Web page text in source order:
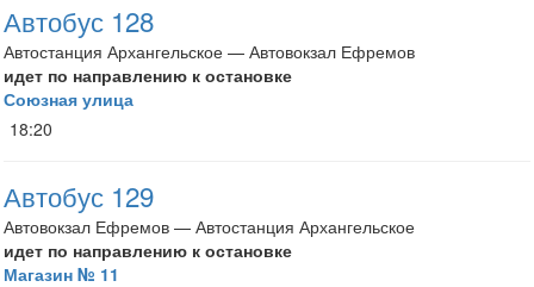
Автобус 128
Автостанция Архангельское — Автовокзал Ефремов
идет по направлению к остановке
Союзная улица
18:20
Автобус 129
Автовокзал Ефремов — Автостанция Архангельское
идет по направлению к остановке
Магазин № 11